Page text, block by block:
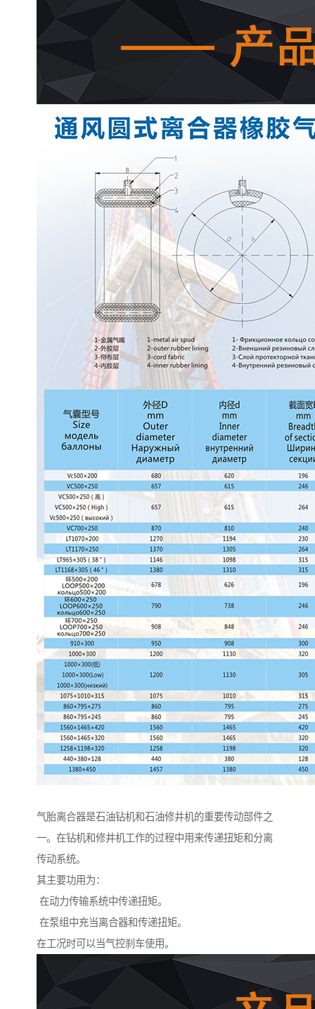
气胎离合器是石油钻机和石油修井机的重要传动部件之
一。在钻机和修井机工作的过程中用来传递扭矩和分离
传动系统。
其主要功用为：
在动力传输系统中传递扭矩。
在泵组中充当离合器和传递扭矩。
在工况时可以当气控刹车使用。